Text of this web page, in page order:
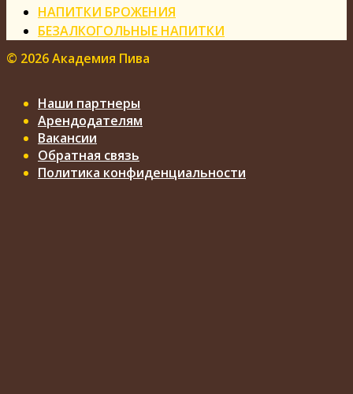
НАПИТКИ БРОЖЕНИЯ
БЕЗАЛКОГОЛЬНЫЕ НАПИТКИ
© 2026 Академия Пива
Наши партнеры
Арендодателям
Вакансии
Обратная связь
Политика конфиденциальности